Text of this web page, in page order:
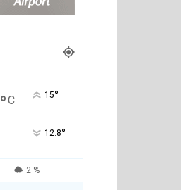
°C 15°
12.8°
2 %